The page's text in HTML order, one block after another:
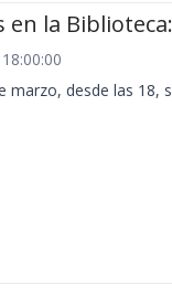
en la
marzo, desde las 18,